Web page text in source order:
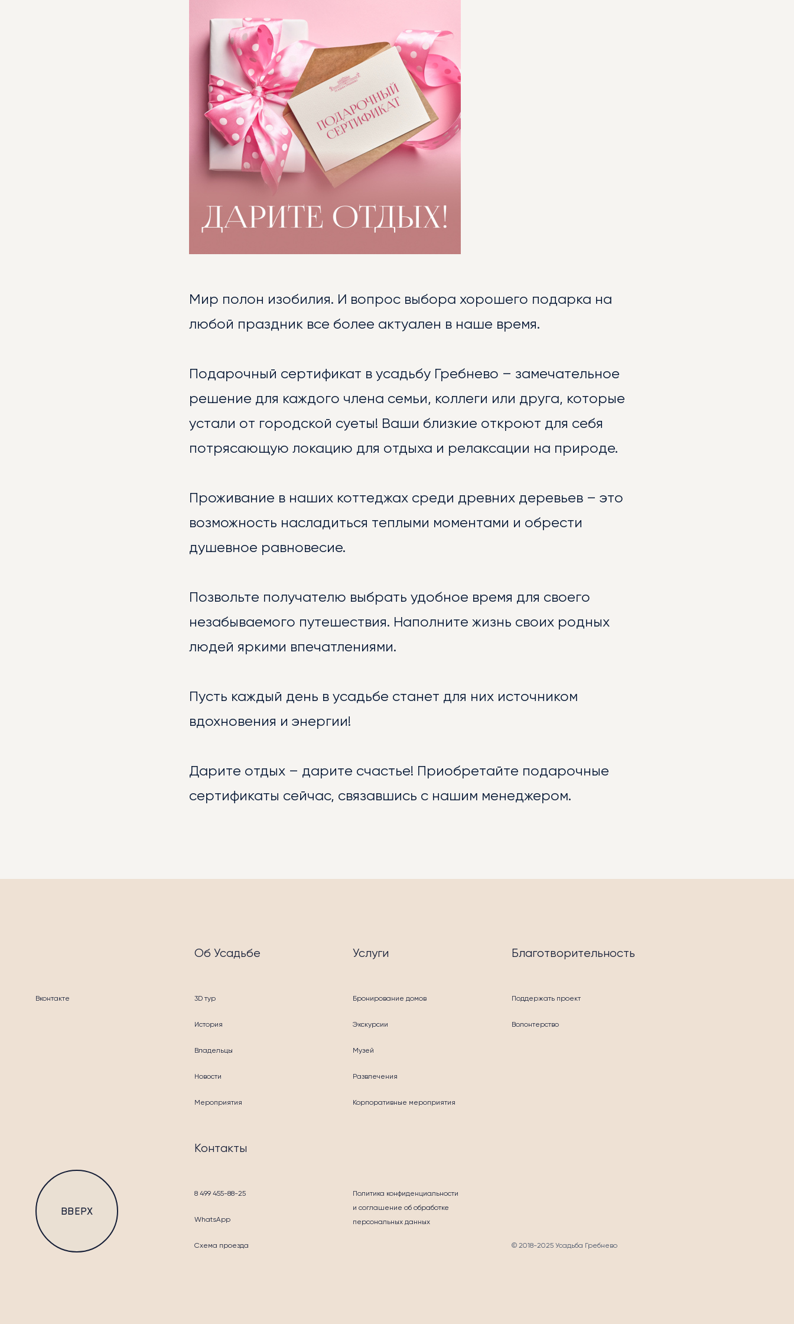
ОБ УСАДЬБЕ
ИСТОРИЯ
ВЛАДЕЛЬЦЫ УСАДЬБЫ
КНИГИ И СТАТЬИ
ВИДЕО
НОВОСТИ
ГАЛЕРЕЯ
БИБЛИОТЕКА
УСЛУГИ
БЛАГОТВОРИТЕЛЬНОСТЬ
Мир полон изобилия. И вопрос выбора хорошего подарка на
любой праздник все более актуален в наше время.
Подарочный сертификат в усадьбу Гребнево – замечательное
решение для каждого члена семьи, коллеги или друга, которые
устали от городской суеты! Ваши близкие откроют для себя
потрясающую локацию для отдыха и релаксации на природе.
Проживание в наших коттеджах среди древних деревьев – это
возможность насладиться теплыми моментами и обрести
душевное равновесие.
Позвольте получателю выбрать удобное время для своего
незабываемого путешествия. Наполните жизнь своих родных
людей яркими впечатлениями.
Пусть каждый день в усадьбе станет для них источником
вдохновения и энергии!
Дарите отдых – дарите счастье! Приобретайте подарочные
сертификаты сейчас, связавшись с нашим менеджером.
Вконтакте
Об Усадьбе
3D тур
История
Владельцы
Новости
Мероприятия
Услуги
Бронирование домов
Экскурсии
Музей
Развлечения
Корпоративные мероприятия
Благотворительность
Поддержать проект
Волонтерство
ВВЕРХ
Контакты
8 499 455-88-25
WhatsApp
Схема проезда
Политика конфиденциальности
и соглашение об обработке
персональных данных
© 2018-2025 Усадьба Гребнево